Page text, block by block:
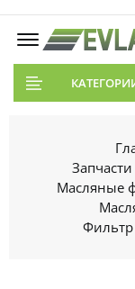
Масляные
Фильтр